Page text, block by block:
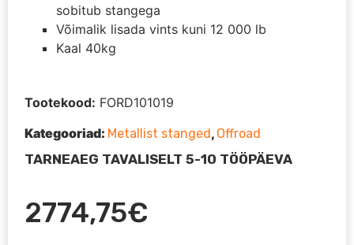
2774,75€
sobitub stangega
Võimalik lisada vints kuni 12 000 lb
Kaal 40kg
Tootekood: FORD101019
Kategooriad: Metallist stanged, Offroad
TARNEAEG TAVALISELT 5-10 TÖÖPÄEVA